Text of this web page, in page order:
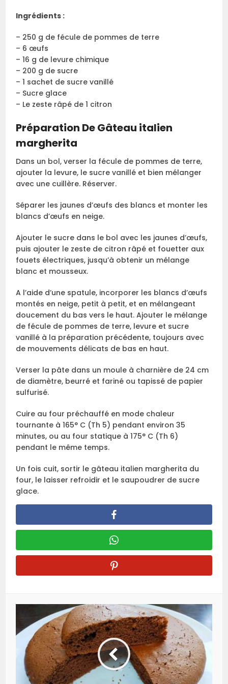
Ingrédients :
– 250 g de fécule de pommes de terre
– 6 œufs
– 16 g de levure chimique
– 200 g de sucre
– 1 sachet de sucre vanillé
– Sucre glace
– Le zeste râpé de 1 citron
Préparation De Gâteau italien
margherita
Dans un bol, verser la fécule de pommes de terre,
ajouter la levure, le sucre vanillé et bien mélanger
avec une cuillère. Réserver.
Séparer les jaunes d’œufs des blancs et monter les
blancs d’œufs en neige.
Ajouter le sucre dans le bol avec les jaunes d’œufs,
puis ajouter le zeste de citron râpé et fouetter aux
fouets électriques, jusqu’à obtenir un mélange
blanc et mousseux.
A l’aide d’une spatule, incorporer les blancs d’œufs
montés en neige, petit à petit, et en mélangeant
doucement du bas vers le haut. Ajouter le mélange
de fécule de pommes de terre, levure et sucre
vanillé à la préparation précédente, toujours avec
de mouvements délicats de bas en haut.
Verser la pâte dans un moule à charnière de 24 cm
de diamètre, beurré et fariné ou tapissé de papier
sulfurisé.
Cuire au four préchauffé en mode chaleur
tournante à 165° C (Th 5) pendant environ 35
minutes, ou au four statique à 175° C (Th 6)
pendant le même temps.
Un fois cuit, sortir le gâteau italien margherita du
four, le laisser refroidir et le saupoudrer de sucre
glace.